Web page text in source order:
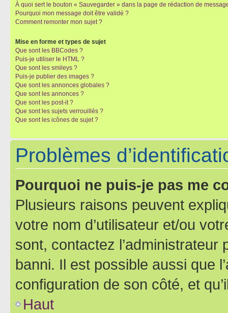
À quoi sert le bouton « Sauvegarder » dans la page de rédaction de
Pourquoi mon message doit être validé ?
Comment remonter mon sujet ?
Mise en forme et types de sujet
Que sont les BBCodes ?
Puis-je utiliser le HTML ?
Que sont les smileys ?
Puis-je publier des images ?
Que sont les annonces globales ?
Que sont les annonces ?
Que sont les post-it ?
Que sont les sujets verrouillés ?
Que sont les icônes de sujet ?
Problèmes
Pourquoi ne puis-je pas me
Plusieurs raisons peuvent
votre nom d’utilisateur et/ou
sont, contactez l’administrateur
banni. Il est possible aussi que
configuration de son côté, et
Haut